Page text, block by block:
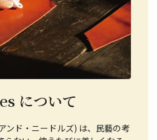
について
ンド・ニードルズ) は、民藝の考